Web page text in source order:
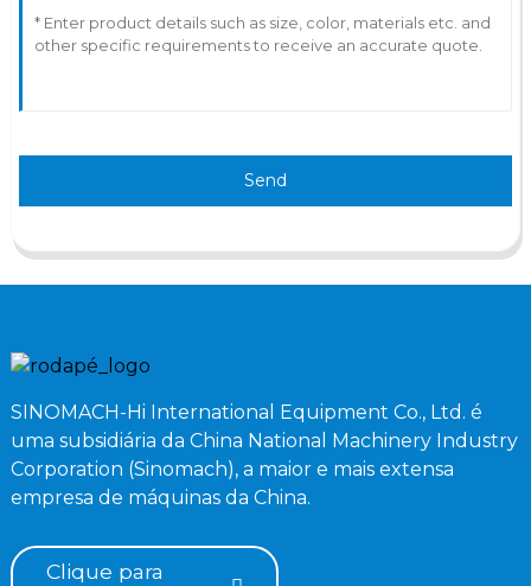
Send
SINOMACH-Hi International Equipment Co., Ltd. é
uma subsidiária da China National Machinery Industry
Corporation (Sinomach), a maior e mais extensa
empresa de máquinas da China.
Clique para